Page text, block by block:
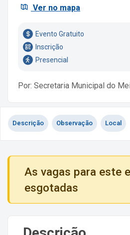
Ver no mapa
Evento Gratuito
Inscrição
Presencial
Por: Secretaria Municipal do
Descrição Observação Local
As vagas para este
esgotadas